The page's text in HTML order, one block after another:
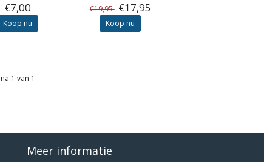
€7,00
Koop nu
€19,95 €17,95
Koop nu
1 van 1
Meer informatie